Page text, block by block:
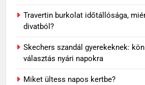
Travertin burkolat időtállósága,
divatból?
Skechers szandál gyerekeknek:
választás nyári napokra
Miket ültess napos kertbe?